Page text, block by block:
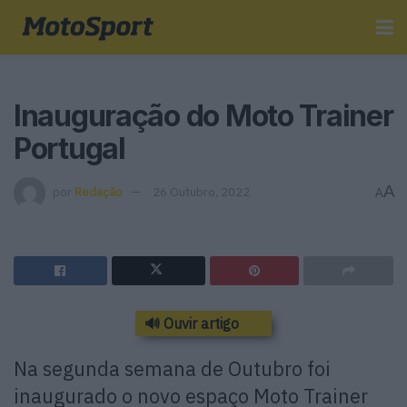
Inauguração do Moto Trainer
Portugal
por Redação 26 Outubro, 2022 AA
🔊 Ouvir artigo
Na segunda semana de Outubro foi
inaugurado o novo espaço Moto Trainer